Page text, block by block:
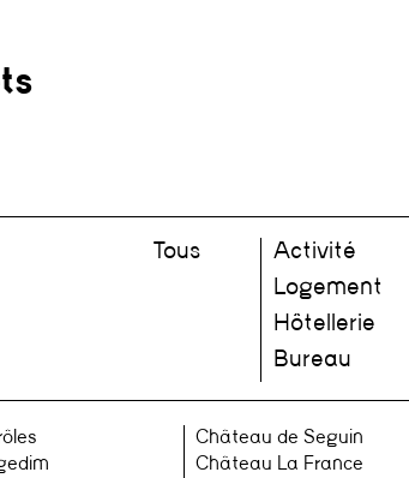
Tous
Activité
Logement
Hôtellerie
Bureau
Château de Seguin
Château La France